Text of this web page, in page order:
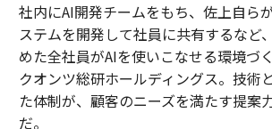
社内にAI開発チームをもち、佐上自ら
ステムを開発して社員に共有するなど
めた全社員がAIを使いこなせる環境づ
クオンツ総研ホールディングス。技術
た体制が、顧客のニーズを満たす提案
だ。